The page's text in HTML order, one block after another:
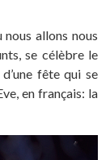
allons nous
se célèbre le
fête qui se
en français: la